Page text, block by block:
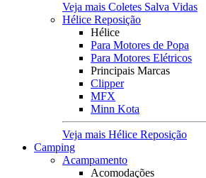
Veja mais Coletes Salva Vidas
Hélice Reposição
Hélice
Para Motores de Popa
Para Motores Elétricos
Principais Marcas
Clipper
MFX
Minn Kota
Veja mais Hélice Reposição
Camping
Acampamento
Acomodações